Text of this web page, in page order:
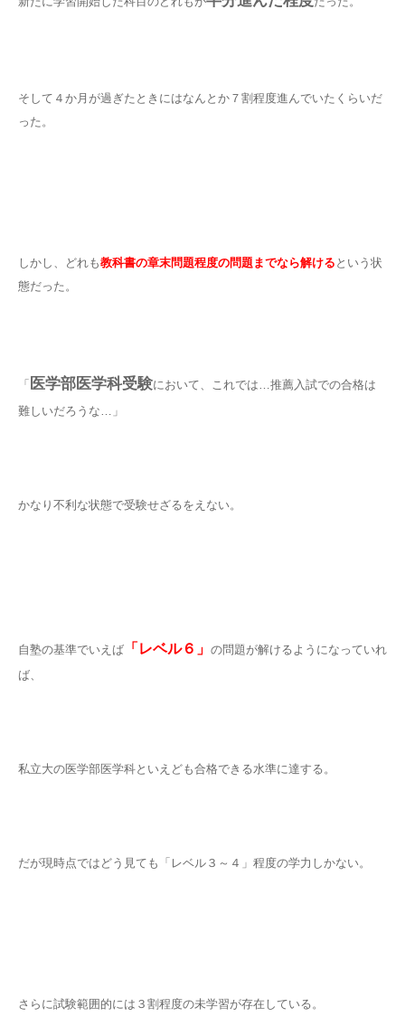
そして４か月が過ぎたときにはなんとか７割程度進んでいたくらいだ
った。
しかし、どれも教科書の章末問題程度の問題までなら解ける という状
態だった。
「 医学部医学科受験において、これでは…推薦入試での合格は
難しいだろうな…」
かなり不利な状態で受験せざるをえない。
自塾の基準でいえば 「レベル６」 の問題が解けるようになっていれ
ば、
私立大の医学部医学科といえども合格できる水準に達する。
だが現時点ではどう見ても「レベル３～４」程度の学力しかない。
さらに試験範囲的には３割程度の未学習が存在している。